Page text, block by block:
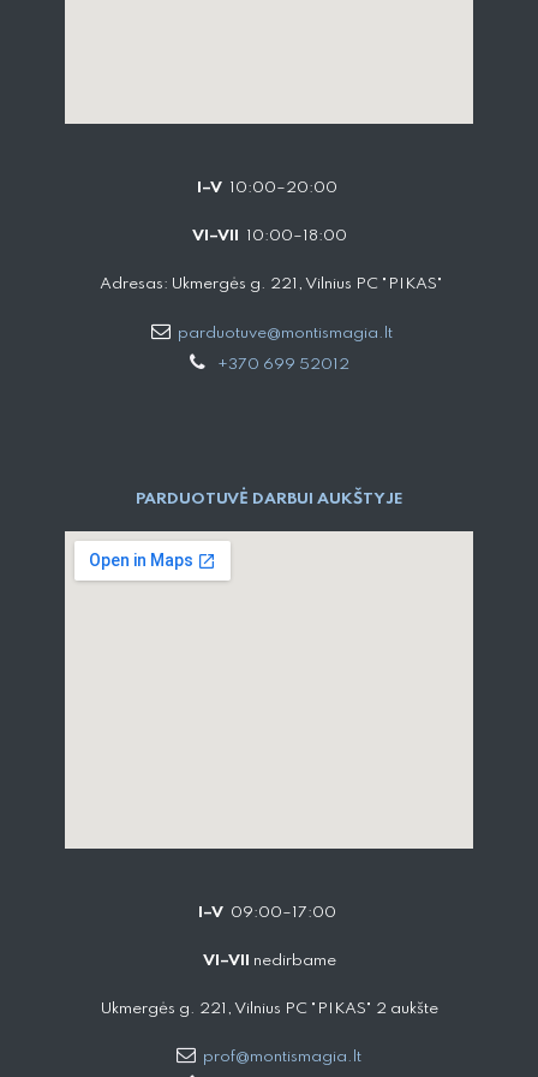
I–V 10:00–20:00
VI–VII 10:00–18:00
Adresas: Ukmergės g. 221, Vilnius PC "PIKAS"
parduotuve@montismagia.lt
+370 699 52012
PARDUOTUVĖ DARBUI AUKŠTYJE
I–V 09:00–17:00
VI–VII nedirbame
Ukmergės g. 221, Vilnius PC "PIKAS" 2 aukšte
prof@montismagia.lt